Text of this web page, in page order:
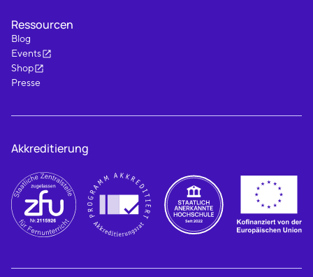
Ressourcen
Blog
Events
Shop
Presse
Akkreditierung